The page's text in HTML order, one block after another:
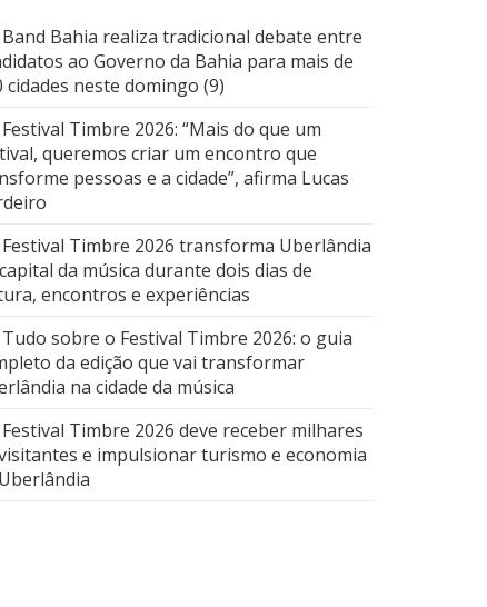
Band Bahia realiza tradicional debate entre
ao Governo da Bahia para mais de
cidades neste domingo (9)
Festival Timbre 2026: “Mais do que um
queremos criar um encontro que
pessoas e a cidade”, afirma Lucas
Festival Timbre 2026 transforma Uberlândia
da música durante dois dias de
encontros e experiências
Tudo sobre o Festival Timbre 2026: o guia
da edição que vai transformar
na cidade da música
Festival Timbre 2026 deve receber milhares
e impulsionar turismo e economia